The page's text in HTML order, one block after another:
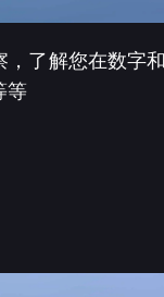
了解您在数字
等